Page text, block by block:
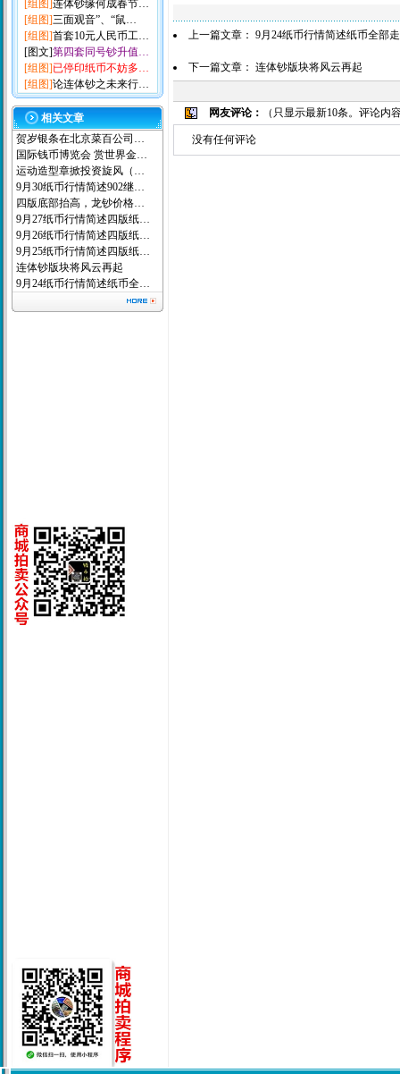
[组图]连体钞缘何成春节…
[组图]三面观音”、“鼠…
[组图]首套10元人民币工…
[图文]第四套同号钞升值…
[组图]已停印纸币不妨多…
[组图]论连体钞之未来行…
相关文章
贺岁银条在北京菜百公司…
国际钱币博览会 赏世界金…
运动造型章掀投资旋风（…
9月30纸币行情简述902继…
四版底部抬高，龙钞价格…
9月27纸币行情简述四版纸…
9月26纸币行情简述四版纸…
9月25纸币行情简述四版纸…
连体钞版块将风云再起
9月24纸币行情简述纸币全…
后市继续走牛，低价位的彩金
关注。
关注5盎司彩银板块。
奥运板块近日处于一个调整
不断，后市可重点关注，趁此
上一篇文章： 9月24纸币行情简述纸币全部
下一篇文章： 连体钞版块将风云再起
网友评论： （只显示最新10条。评论
没有任何评论